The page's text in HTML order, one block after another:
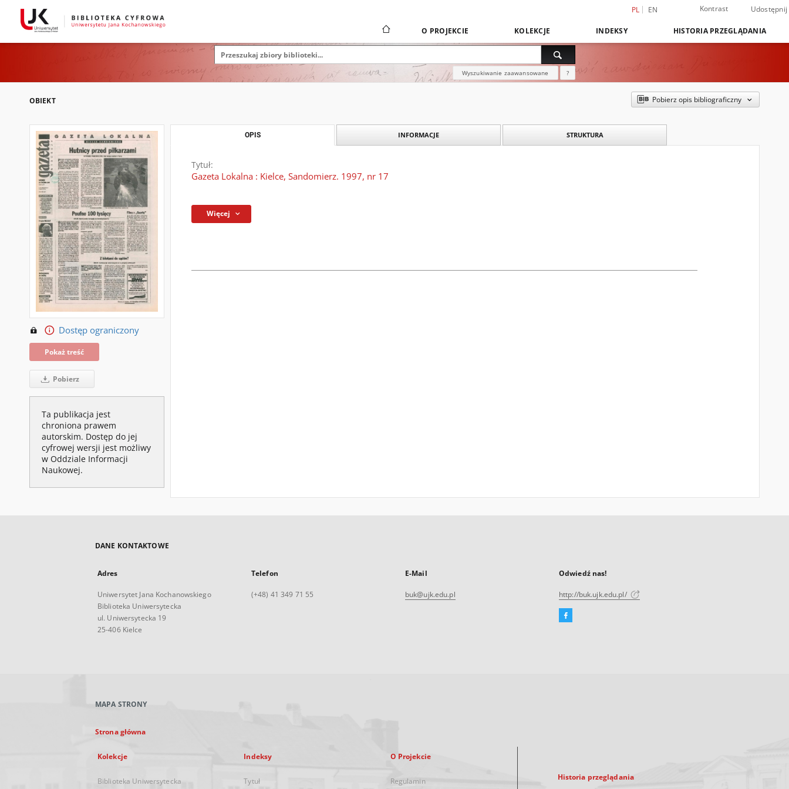
PL EN Kontrast Udostępnij
O PROJEKCIE KOLEKCJE INDEKSY HISTORIA PRZEGLĄDANIA
Wyszukiwanie zaawansowane ?
OBIEKT Pobierz opis bibliograficzny
Dostęp ograniczony
Pokaż treść
Pobierz
Ta publikacja jest
chroniona prawem
autorskim. Dostęp do jej
cyfrowej wersji jest możliwy
w Oddziale Informacji
Naukowej.
OPIS INFORMACJE STRUKTURA
Tytuł:
Gazeta Lokalna : Kielce, Sandomierz. 1997, nr 17
Więcej
DANE KONTAKTOWE
Adres
Uniwersytet Jana Kochanowskiego
Biblioteka Uniwersytecka
ul. Uniwersytecka 19
25-406 Kielce
Telefon
(+48) 41 349 71 55
E-Mail
buk@ujk.edu.pl
Odwiedź nas!
http://buk.ujk.edu.pl/
Facebook
MAPA STRONY
Strona główna
Kolekcje
Biblioteka Uniwersytecka
Indeksy
Tytuł
O Projekcie
Regulamin Historia przeglądania